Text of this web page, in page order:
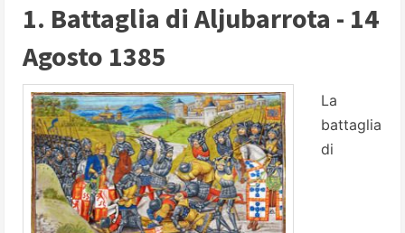
1. Battaglia di Aljubarrota - 14
Agosto 1385
La
battaglia
di